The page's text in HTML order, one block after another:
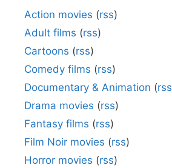
Action movies (rss)
Adult films (rss)
Cartoons (rss)
Comedy films (rss)
Documentary & Animation (rss
Drama movies (rss)
Fantasy films (rss)
Film Noir movies (rss)
Horror movies (rss)